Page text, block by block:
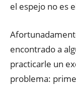
el espejo no es
encontrado a
practicarle un
problema: